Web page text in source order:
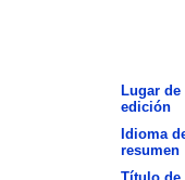
Lugar de
edición
Idioma
resumen